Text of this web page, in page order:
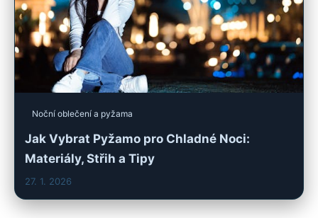
Noční oblečení a pyžama
Jak Vybrat Pyžamo pro Chladné Noci:
Materiály, Střih a Tipy
27. 1. 2026